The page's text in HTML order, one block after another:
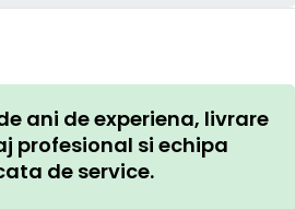
ani de experiena, livrare
profesional si echipa
de service.